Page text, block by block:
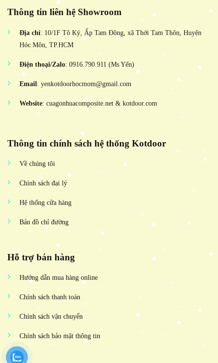
Thông tin liên hệ Showroom
Địa chỉ: 10/1F Tô Ký, Ấp Tam Đông, xã Thới Tam Thôn, Huyện
Hóc Môn, TP.HCM
Điện thoại/Zalo: 0916.790.911 (Ms Yến)
Email: yenkotdoorhocmom@gmail.com
Website: cuagonhuacomposite.net & kotdoor.com
Thông tin chính sách hệ thống Kotdoor
Về chúng tôi
Chính sách đại lý
Hệ thống cửa hàng
Bản đồ chỉ đường
Hỗ trợ bán hàng
Hướng dẫn mua hàng online
Chính sách thanh toán
Chính sách vận chuyển
Chính sách bảo mật thông tin